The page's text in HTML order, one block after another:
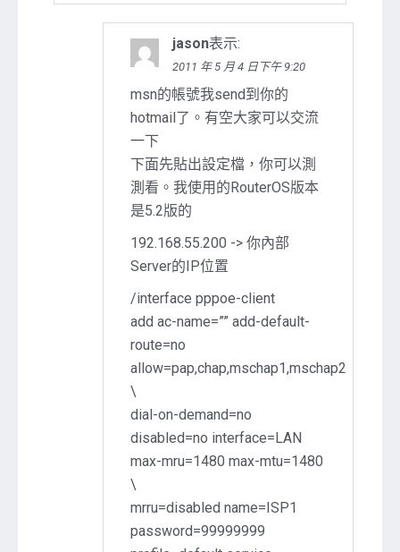
jason表示:
2011 年 5 月 4 日下午 9:20
msn的帳號我send到你的
hotmail了。有空大家可以交流
一下
下面先貼出設定檔，你可以測
測看。我使用的RouterOS版本
是5.2版的
192.168.55.200 -> 你內部
Server的IP位置
/interface pppoe-client
add ac-name=”” add-default-
route=no
allow=pap,chap,mschap1,mschap2
\
dial-on-demand=no
disabled=no interface=LAN
max-mru=1480 max-mtu=1480
\
mrru=disabled name=ISP1
password=99999999